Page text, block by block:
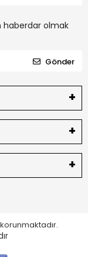
haberdar olmak
Gönder